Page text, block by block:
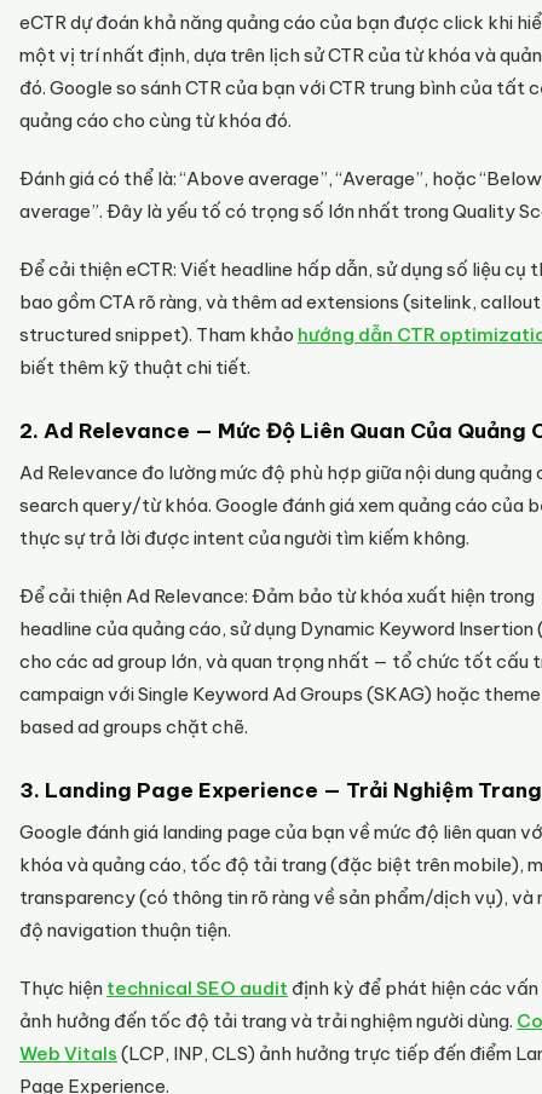
eCTR dự đoán khả năng quảng cáo của bạn được click khi
một vị trí nhất định, dựa trên lịch sử CTR của từ khóa và
đó. Google so sánh CTR của bạn với CTR trung bình của tất
quảng cáo cho cùng từ khóa đó.
Đánh giá có thể là: “Above average”, “Average”, hoặc “Below
average”. Đây là yếu tố có trọng số lớn nhất trong Quality
Để cải thiện eCTR: Viết headline hấp dẫn, sử dụng số liệu cụ
bao gồm CTA rõ ràng, và thêm ad extensions (sitelink,
structured snippet). Tham khảo hướng dẫn CTR
biết thêm kỹ thuật chi tiết.
2. Ad Relevance — Mức Độ Liên Quan Của Quảng
Ad Relevance đo lường mức độ phù hợp giữa nội dung quảng
search query/từ khóa. Google đánh giá xem quảng cáo của
thực sự trả lời được intent của người tìm kiếm không.
Để cải thiện Ad Relevance: Đảm bảo từ khóa xuất hiện trong
headline của quảng cáo, sử dụng Dynamic Keyword Insertion
cho các ad group lớn, và quan trọng nhất — tổ chức tốt cấu
campaign với Single Keyword Ad Groups (SKAG) hoặc
based ad groups chặt chẽ.
3. Landing Page Experience — Trải Nghiệm
Google đánh giá landing page của bạn về mức độ liên quan
khóa và quảng cáo, tốc độ tải trang (đặc biệt trên mobile),
transparency (có thông tin rõ ràng về sản phẩm/dịch vụ), và
độ navigation thuận tiện.
Thực hiện technical SEO audit định kỳ để phát hiện các
ảnh hưởng đến tốc độ tải trang và trải nghiệm người dùng.
Web Vitals (LCP, INP, CLS) ảnh hưởng trực tiếp đến điểm
Page Experience.